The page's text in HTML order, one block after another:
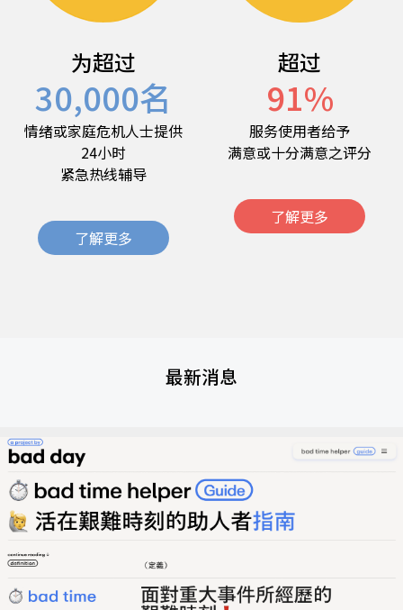
为超过
30,000名
情绪或家庭危机人士提供
24小时
紧急热线辅导
了解更多
超过
91%
服务使用者给予
满意或十分满意之评分
了解更多
最新消息